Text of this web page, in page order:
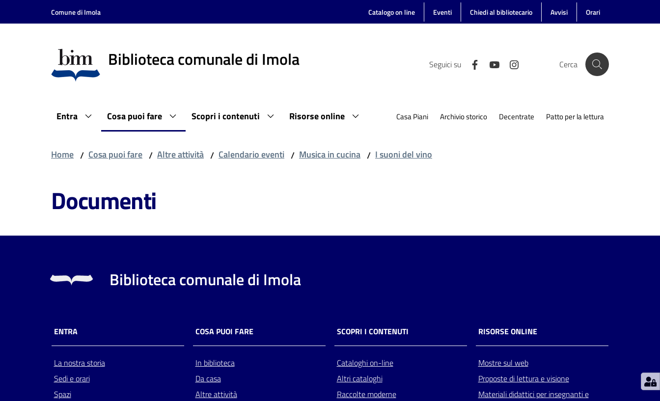
Vai al contenuto
Vai alla navigazione
Comune di Imola Catalogo on line Eventi Chiedi al bibliotecario Avvisi Orari
Biblioteca comunale di Imola Seguici su Cerca
Entra Cosa puoi fare Scopri i contenuti Risorse online Casa Piani Archivio storico Decentrate Patto per la lettura
Home / Cosa puoi fare / Altre attività / Calendario eventi / Musica in cucina / I suoni del vino
Documenti
Biblioteca comunale di Imola
ENTRA
La nostra storia
Sedi e orari
Spazi
COSA PUOI FARE
In biblioteca
Da casa
Altre attività
SCOPRI I CONTENUTI
Cataloghi on-line
Altri cataloghi
Raccolte moderne
RISORSE ONLINE
Mostre sul web
Proposte di lettura e visione
Materiali didattici per insegnanti e